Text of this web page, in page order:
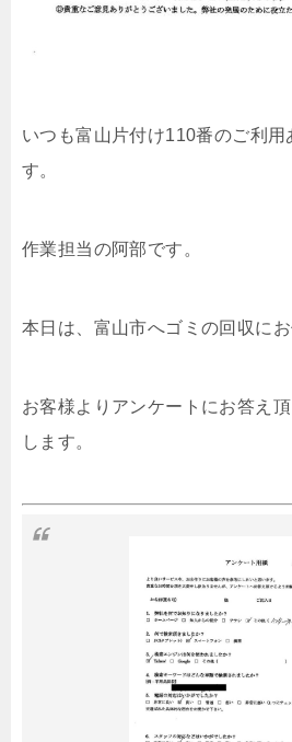
いつも富山片付け110番のご利用
す。
作業担当の阿部です。
本日は、富山市へゴミの回収にお
お客様よりアンケートにお答え
します。